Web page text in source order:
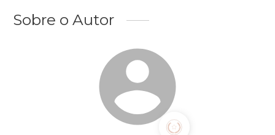
Sobre o Autor